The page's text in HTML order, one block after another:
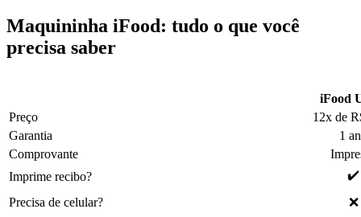
Maquininha iFood: tudo o que você
precisa saber
iFood
Preço
12x de
Garantia
1
Comprovante
Imprime recibo?
✔️
Precisa de celular?
❌